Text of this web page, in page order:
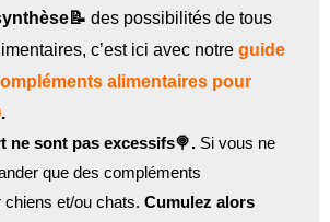
des possibilités de tous
c’est ici avec notre guide
alimentaires pour
.
ne sont pas excessifs🍭. Si vous ne
que des compléments
chiens et/ou chats. Cumulez alors